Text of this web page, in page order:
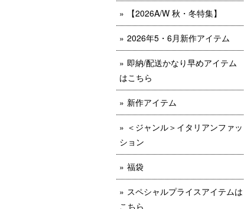
【2026A/W 秋・冬特集】
2026年5・6月新作アイテム
即納/配送かなり早めアイテム
はこちら
新作アイテム
＜ジャンル＞イタリアンファッ
ション
福袋
スペシャルプライスアイテムは
こちら